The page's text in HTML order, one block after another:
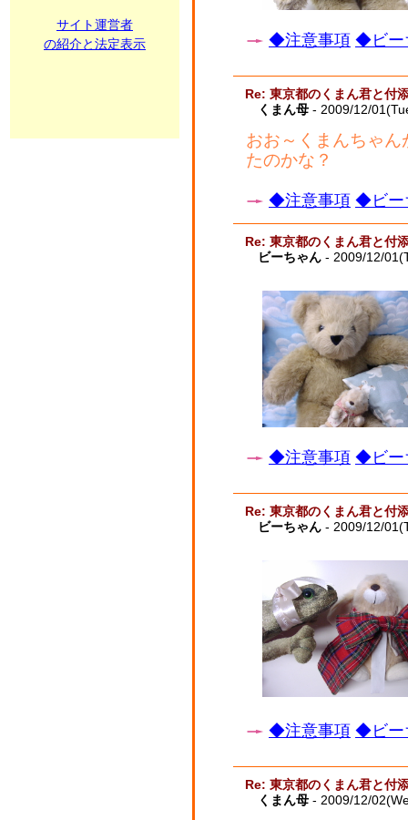
サイト運営者
の紹介と法定表示
◆注意事項 ◆ビー
Re: 東京都のくまん君と付
くまん母 - 2009/12/
おお～くまんちゃ
たのかな？
◆注意事項 ◆ビー
Re: 東京都のくまん君と付
ビーちゃん - 2009/12/
◆注意事項 ◆ビー
Re: 東京都のくまん君と付
ビーちゃん - 2009/12/
◆注意事項 ◆ビー
Re: 東京都のくまん君と付
くまん母 - 2009/12/